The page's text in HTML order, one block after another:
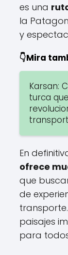
es una
la
y
👇Mira
Karsan:
turca
En
ofrece
que
de
paisajes
para